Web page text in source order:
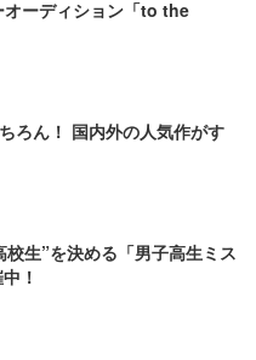
ーディション「to the
ろん！ 国内外の人気作がす
校生”を決める「男子高生ミス
！